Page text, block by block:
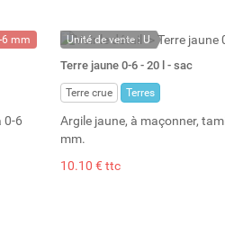
6 mm
0-6
Unité de vente : U
A la demande
Terre jaune 0-6 - 20 l - sac
Terre crue Terres
Argile jaune, à maçonner,
mm.
10.10 € ttc